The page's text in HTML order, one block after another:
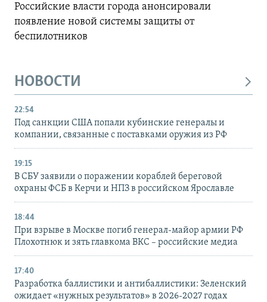
Российские власти города анонсировали
появление новой системы защиты от
беспилотников
НОВОСТИ
22:54
Под санкции США попали кубинские генералы и
компании, связанные с поставками оружия из РФ
19:15
В СБУ заявили о поражении кораблей береговой
охраны ФСБ в Керчи и НПЗ в российском Ярославле
18:44
При взрыве в Москве погиб генерал-майор армии РФ
Плохотнюк и зять главкома ВКС – российские медиа
17:40
Разработка баллистики и антибаллистики: Зеленский
ожидает «нужных результатов» в 2026-2027 годах